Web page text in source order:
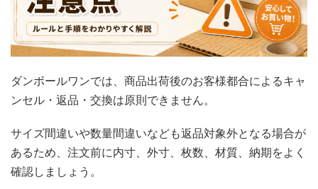
ダンボールワンでは、商品出荷後のお客様都合によるキャ
ンセル・返品・交換は原則できません。
サイズ間違いや数量間違いなども返品対象外となる場合が
あるため、注文前に内寸、外寸、枚数、材質、納期をよく
確認しましょう。